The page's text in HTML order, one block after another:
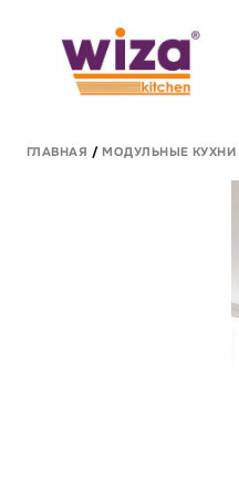
ГЛАВНАЯ / МОДУЛЬНЫЕ КУХНИ